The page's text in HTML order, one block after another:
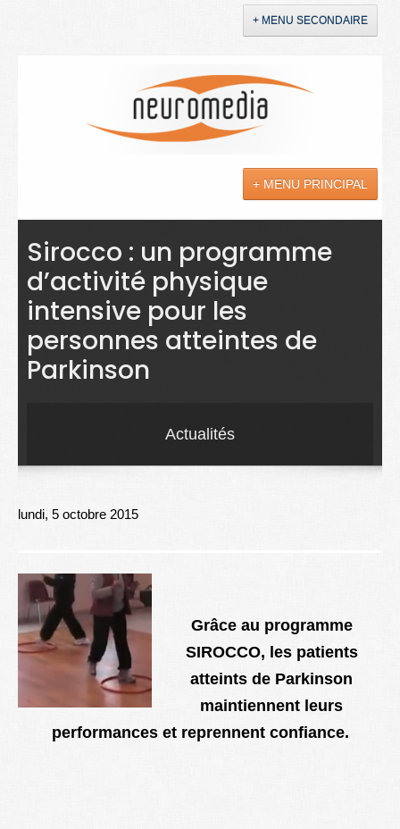
+ MENU SECONDAIRE
+ MENU PRINCIPAL
Actualités
Sciences
Maladies
Soins
Droit
Sirocco : un programme
d’activité physique
intensive pour les
personnes atteintes de
Parkinson
Actualités
lundi, 5 octobre 2015
Grâce au programme
SIROCCO, les patients
atteints de Parkinson
maintiennent leurs
performances et reprennent confiance.